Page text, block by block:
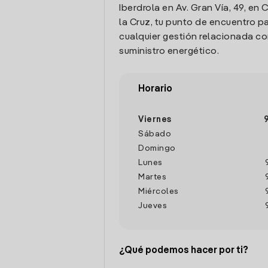
Iberdrola en Av. Gran Vía, 49, en
la Cruz, tu punto de encuentro
cualquier gestión relacionada
suministro energético.
Horario
Viernes
Sábado
Domingo
Lunes
Martes
Miércoles
Jueves
¿Qué podemos hacer por ti?